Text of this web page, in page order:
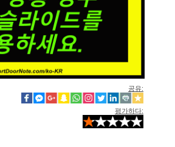
공유:
평가하다: